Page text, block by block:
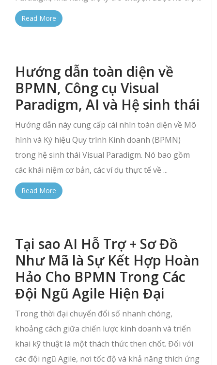
Read More
Hướng dẫn toàn diện về
BPMN, Công cụ Visual
Paradigm, AI và Hệ sinh thái
Hướng dẫn này cung cấp cái nhìn toàn diện về Mô
hình và Ký hiệu Quy trình Kinh doanh (BPMN)
trong hệ sinh thái Visual Paradigm. Nó bao gồm
các khái niệm cơ bản, các ví dụ thực tế về ...
Read More
Tại sao AI Hỗ Trợ + Sơ Đồ
Như Mã là Sự Kết Hợp Hoàn
Hảo Cho BPMN Trong Các
Đội Ngũ Agile Hiện Đại
Trong thời đại chuyển đổi số nhanh chóng,
khoảng cách giữa chiến lược kinh doanh và triển
khai kỹ thuật là một thách thức then chốt. Đối với
các đội ngũ Agile, nơi tốc độ và khả năng thích ứng